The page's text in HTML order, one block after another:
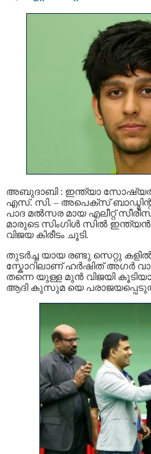
അബുദാബി : ഇന്ത്യാ സോഷ്യല്‍
എസ്. സി. – അപെക്സ്
പാദ മല്‍സര മായ എലീറ്റ്
മാരുടെ സിംഗിള്‍ സില്‍
വിജയ കിരീടം ചൂടി.
തുടര്‍ച്ച യായ രണ്ടു സെറ്റു കളില്‍
സ്കോറിലാണ് ഹര്‍ഷിത് അഗര്‍
തന്നെ യുള്ള മുന്‍ വിജയി
ആദി കുസുമ യെ